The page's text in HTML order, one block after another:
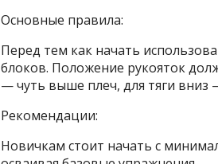
Основные правила:
Перед тем как начать
блоков. Положение рукояток
— чуть выше плеч, для тяги вниз
Рекомендации:
Новичкам стоит начать с